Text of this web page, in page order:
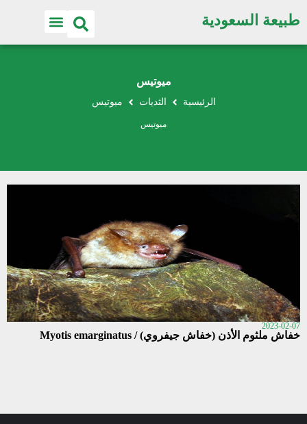
طبيعة السعودية
ميوتيس
الرئيسية الثديات ميوتيس
ميوتيس
2023-02-07
خفاش ملثوم الأذن (خفاش جيفروي) / Myotis emarginatus